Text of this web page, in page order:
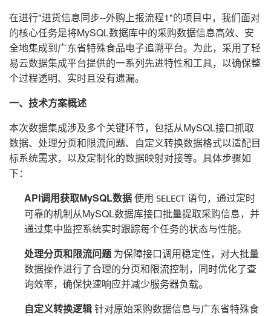
在进行"进货信息同步--外购上报流程1"的项目中，我们面对
的核心任务是将MySQL数据库中的采购数据信息高效、安
全地集成到广东省特殊食品电子追溯平台。为此，采用了轻
易云数据集成平台提供的一系列先进特性和工具，以确保整
个过程透明、实时且没有遗漏。
一、技术方案概述
本次数据集成涉及多个关键环节，包括从MySQL接口抓取
数据、处理分页和限流问题、自定义转换数据格式以适配目
标系统需求，以及定制化的数据映射对接等。具体步骤如
下：
API调用获取MySQL数据使用 SELECT 语句，通过定时
可靠的机制从MySQL数据库接口批量提取采购信息，并
通过集中监控系统实时跟踪每个任务的状态与性能。
处理分页和限流问题为保障接口调用稳定性，对大批量
数据操作进行了合理的分页和限流控制，同时优化了查
询效率，确保快速响应并减少服务器负载。
自定义转换逻辑针对原始采购数据信息与广东省特殊食